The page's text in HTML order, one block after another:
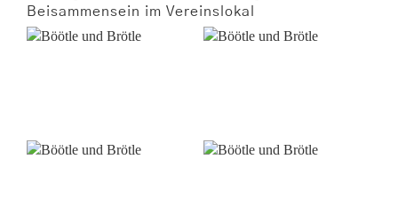
Beisammensein im Vereinslokal